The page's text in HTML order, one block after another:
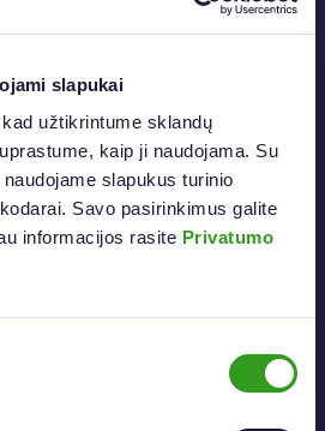
slapukai
užtikrintume sklandų
kaip ji naudojama. Su
slapukus turinio
Savo pasirinkimus galite
informacijos rasite Privatumo